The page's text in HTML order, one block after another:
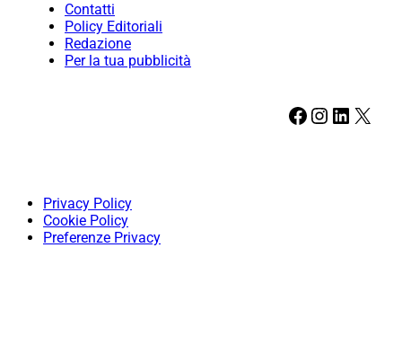
Contatti
Policy Editoriali
Redazione
Per la tua pubblicità
Facebook Instagram LinkedIn X
Privacy Policy
Cookie Policy
Preferenze Privacy